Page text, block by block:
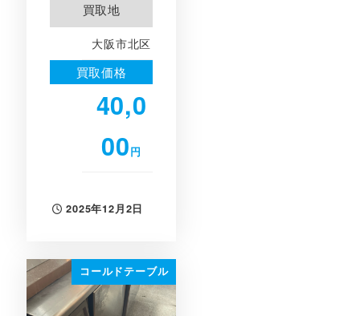
買取地
大阪市北区
買取価格
40,0
00円
投稿日
2025年12月2日
コールドテーブル